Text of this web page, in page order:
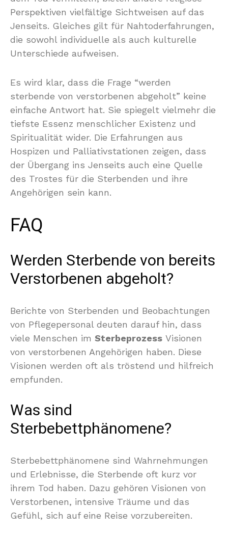
Perspektiven vielfältige Sichtweisen auf das
Jenseits. Gleiches gilt für Nahtoderfahrungen,
die sowohl individuelle als auch kulturelle
Unterschiede aufweisen.
Es wird klar, dass die Frage “werden
sterbende von verstorbenen abgeholt” keine
einfache Antwort hat. Sie spiegelt vielmehr die
tiefste Essenz menschlicher Existenz und
Spiritualität wider. Die Erfahrungen aus
Hospizen und Palliativstationen zeigen, dass
der Übergang ins Jenseits auch eine Quelle
des Trostes für die Sterbenden und ihre
Angehörigen sein kann.
FAQ
Werden Sterbende von bereits
Verstorbenen abgeholt?
Berichte von Sterbenden und Beobachtungen
von Pflegepersonal deuten darauf hin, dass
viele Menschen im Sterbeprozess Visionen
von verstorbenen Angehörigen haben. Diese
Visionen werden oft als tröstend und hilfreich
empfunden.
Was sind
Sterbebettphänomene?
Sterbebettphänomene sind Wahrnehmungen
und Erlebnisse, die Sterbende oft kurz vor
ihrem Tod haben. Dazu gehören Visionen von
Verstorbenen, intensive Träume und das
Gefühl, sich auf eine Reise vorzubereiten.